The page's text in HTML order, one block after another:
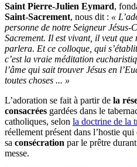
Saint Pierre-­Julien Eymard,
Saint-Sacrement, nous dit : «
personne de notre Seigneur Jésus-­
Sacrement. Il est vivant, il veut
parlera. Et ce colloque, qui
c’est la vraie méditation
l’âme qui sait trouver Jésus en
toutes choses ... »
L’adoration se fait à partir de la
consacrées gardées dans le
catholiques, selon la doctrine de la
réellement présent dans l’hostie
sa consécration par le prêtre durant
messe.